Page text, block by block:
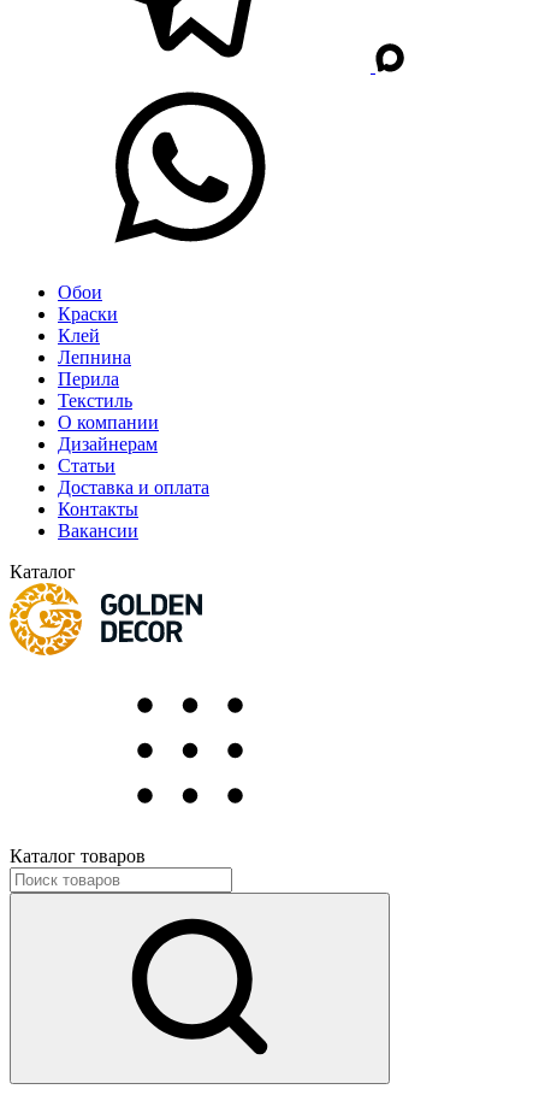
Обои
Краски
Клей
Лепнина
Перила
Текстиль
О компании
Дизайнерам
Статьи
Доставка и оплата
Контакты
Вакансии
Каталог
Каталог товаров